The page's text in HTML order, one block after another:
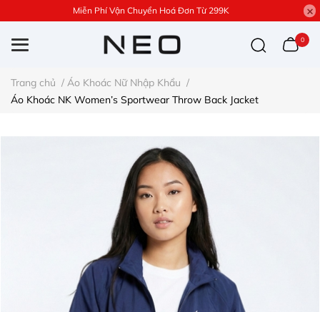
Miễn Phí Vận Chuyển Hoá Đơn Từ 299K
0
Trang chủ / Áo Khoác Nữ Nhập Khẩu /
Áo Khoác NK Women’s Sportwear Throw Back Jacket